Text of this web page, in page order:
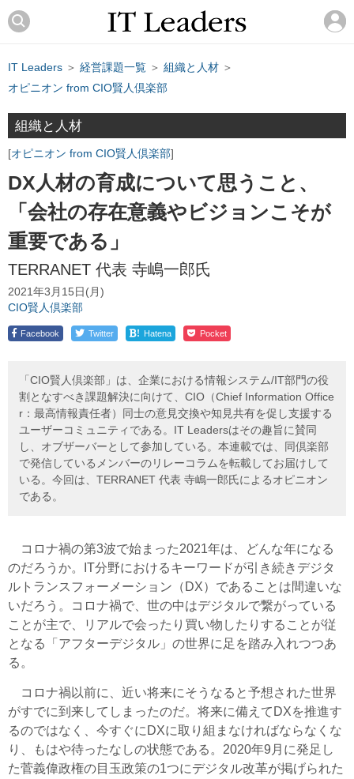
IT Leaders ＞ 経営課題一覧 ＞ 組織と人材 ＞
オピニオン from CIO賢人倶楽部
組織と人材
オピニオン from CIO賢人倶楽部
DX人材の育成について思うこと、
「会社の存在意義やビジョンこそが
重要である」
TERRANET 代表 寺嶋一郎氏
2021年3月15日(月)
CIO賢人倶楽部
Facebook Twitter ! Hatena Pocket
「CIO賢人倶楽部」は、企業における情報システム/IT部門の役
割となすべき課題解決に向けて、CIO（Chief Information Office
r：最高情報責任者）同士の意見交換や知見共有を促し支援する
ユーザーコミュニティである。IT Leadersはその趣旨に賛同
し、オブザーバーとして参加している。本連載では、同倶楽部
で発信しているメンバーのリレーコラムを転載してお届けして
いる。今回は、TERRANET 代表 寺嶋一郎氏によるオピニオン
である。
コロナ禍の第3波で始まった2021年は、どんな年になる
のだろうか。IT分野におけるキーワードが引き続きデジタ
ルトランスフォーメーション（DX）であることは間違いな
いだろう。コロナ禍で、世の中はデジタルで繋がっている
ことが主で、リアルで会ったり買い物したりすることが従
となる「アフターデジタル」の世界に足を踏み入れつつあ
る。
コロナ禍以前に、近い将来にそうなると予想された世界
がすでに到来してしまったのだ。将来に備えてDXを推進す
るのではなく、今すぐにDXに取り組まなければならなくな
り、もはや待ったなしの状態である。2020年9月に発足し
た菅義偉政権の目玉政策の1つにデジタル改革が掲げられた